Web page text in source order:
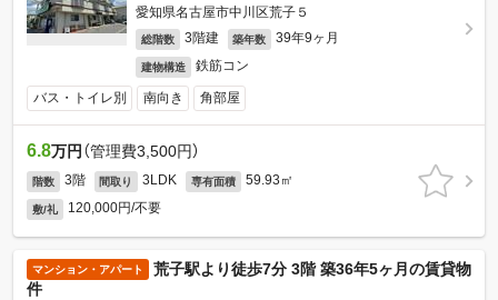
愛知県名古屋市中川区荒子５
総階数 3階建 築年数 39年9ヶ月
建物構造 鉄筋コン
バス・トイレ別 南向き 角部屋
6.8万円 （管理費3,500円）
階数 3階 間取り 3LDK 専有面積 59.93㎡
敷/礼 120,000円/不要
マンション・アパート
荒子駅より徒歩7分 3階 築36年5ヶ月の賃貸物
件